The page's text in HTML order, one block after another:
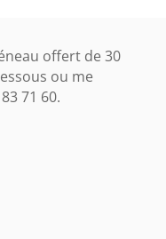
offert de 30
ou me
71 60.